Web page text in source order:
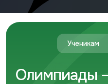
Ученикам
Олимпиады